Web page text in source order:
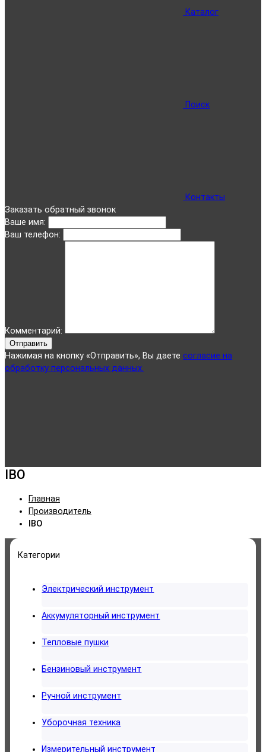
Каталог
Поиск
Контакты
Заказать обратный звонок
Ваше имя:
Ваш телефон:
Комментарий:
Отправить
Нажимая на кнопку «Отправить», Вы даете согласие на
обработку персональных данных.
IBO
Главная
Производитель
IBO
Категории
Электрический инструмент
Аккумуляторный инструмент
Тепловые пушки
Бензиновый инструмент
Ручной инструмент
Уборочная техника
Измерительный инструмент